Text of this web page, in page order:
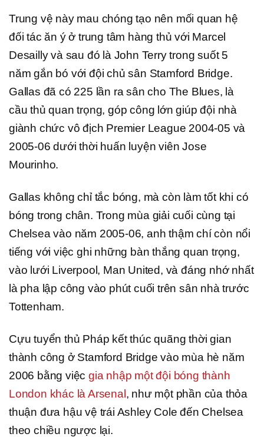
Trung vệ này mau chóng tạo nên mối quan hệ
đối tác ăn ý ở trung tâm hàng thủ với Marcel
Desailly và sau đó là John Terry trong suốt 5
năm gắn bó với đội chủ sân Stamford Bridge.
Gallas đã có 225 lần ra sân cho The Blues, là
cầu thủ quan trọng, góp công lớn giúp đội nhà
giành chức vô địch Premier League 2004-05 và
2005-06 dưới thời huấn luyện viên Jose
Mourinho.
Gallas không chỉ tắc bóng, mà còn làm tốt khi có
bóng trong chân. Trong mùa giải cuối cùng tại
Chelsea vào năm 2005-06, anh thậm chí còn nổi
tiếng với việc ghi những bàn thắng quan trọng,
vào lưới Liverpool, Man United, và đáng nhớ nhất
là pha lập công vào phút cuối trên sân nhà trước
Tottenham.
Cựu tuyển thủ Pháp kết thúc quãng thời gian
thành công ở Stamford Bridge vào mùa hè năm
2006 bằng việcgia nhập một đội bóng thành
London khác là Arsenal , như một phần của thỏa
thuận đưa hậu vệ trái Ashley Cole đến Chelsea
theo chiều ngược lại.